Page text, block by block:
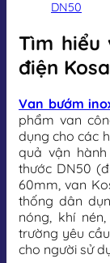
DN50
Tìm hiểu
điện
Van bướm
phẩm van
dụng cho các
quả vận
thước DN50
60mm, van
thống dân
nóng, khí
trường yêu
cho người sử